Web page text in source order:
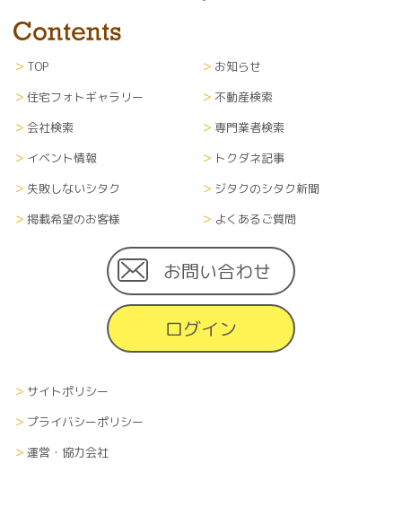
TOP
お知らせ
住宅フォトギャラリー
不動産検索
会社検索
専門業者検索
イベント情報
トクダネ記事
失敗しないシタク
ジタクのシタク新聞
掲載希望のお客様
よくあるご質問
お問い合わせ
ログイン
サイトポリシー
プライバシーポリシー
運営・協力会社